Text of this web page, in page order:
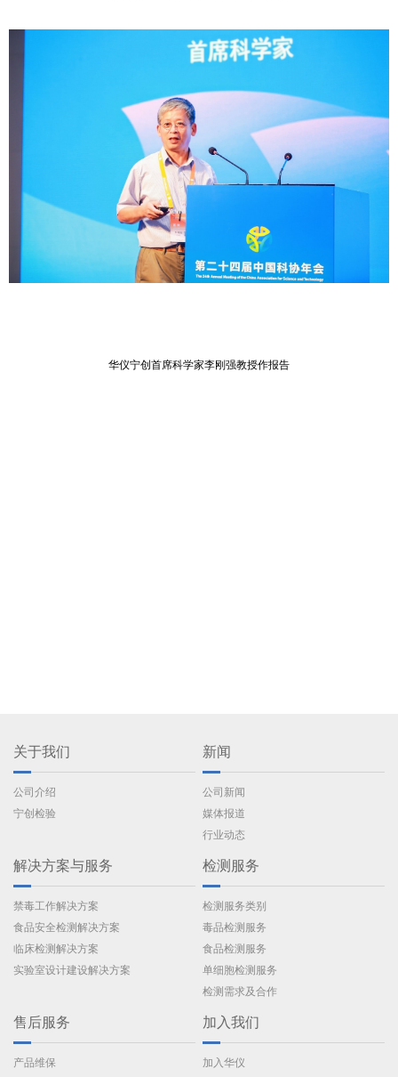
华仪宁创首席科学家李刚强教授作报告
关于我们
公司介绍
宁创检验
新闻
公司新闻
媒体报道
行业动态
解决方案与服务
禁毒工作解决方案
食品安全检测解决方案
临床检测解决方案
实验室设计建设解决方案
检测服务
检测服务类别
毒品检测服务
食品检测服务
单细胞检测服务
检测需求及合作
售后服务
产品维保
加入我们
加入华仪